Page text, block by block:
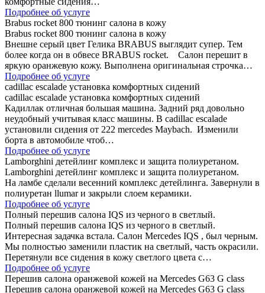
Подробнее об услуге
Brabus rocket 800 тюнинг салона в кожу
Brabus rocket 800 тюнинг салона в кожу
Внешне серый цвет Гелика BRABUS выглядит супер. Тем
более когда он в обвесе BRABUS rocket. Салон перешит в
яркую оранжевую кожу. Выполнена оригинальная строчка…
Подробнее об услуге
cadillac escalade установка комфортных сидений
cadillac escalade установка комфортных сидений
Кадиллак отличная большая машина. Задний ряд довольно
неудобный учитывая класс машины. В cadillac escalade
установили сидения от 222 mercedes Maybach. Изменили
борта в автомобиле чтоб…
Подробнее об услуге
Lamborghini детейлинг комплекс и защита полиуретаном.
Lamborghini детейлинг комплекс и защита полиуретаном.
На ламбе сделали весенний комплекс детейлинга. Завернули в
полиуретан llumar и закрыли слоем керамики.
Подробнее об услуге
Полный перешив салона IQS из черного в светлый.
Полный перешив салона IQS из черного в светлый.
Интересная задачка встала. Салон Mercedes IQS , был черным.
Мы полностью заменили пластик на светлый, часть окрасили.
Перетянули все сидения в кожу светлого цвета с…
Подробнее об услуге
Перешив салона оранжевой кожей на Mercedes G63 G class
Перешив салона оранжевой кожей на Mercedes G63 G class